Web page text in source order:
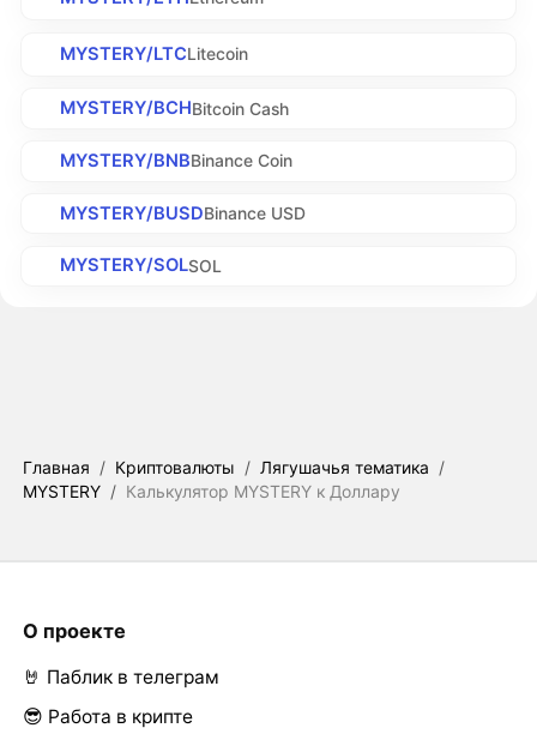
MYSTERY/LTCLitecoin
MYSTERY/BCHBitcoin Cash
MYSTERY/BNBBinance Coin
MYSTERY/BUSDBinance USD
MYSTERY/SOLSOL
Главная / Криптовалюты / Лягушачья тематика /
MYSTERY / Калькулятор MYSTERY к Доллару
О проекте
🤘 Паблик в телеграм
😎 Работа в крипте